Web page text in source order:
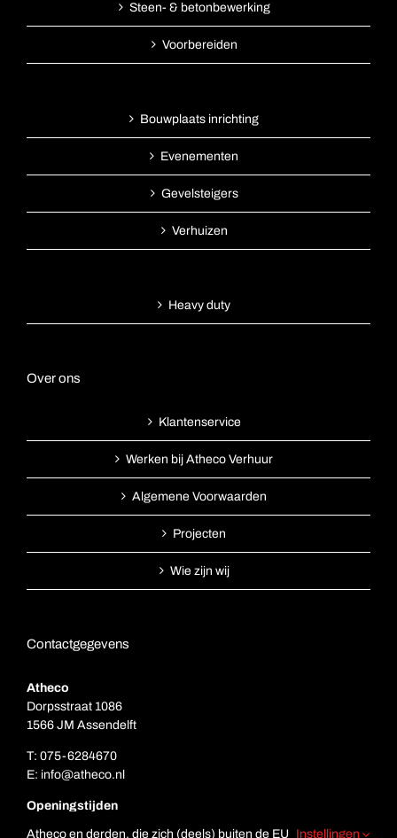
Steen- & betonbewerking
Voorbereiden
Bouwplaats inrichting
Evenementen
Gevelsteigers
Verhuizen
Heavy duty
Over ons
Klantenservice
Werken bij Atheco Verhuur
Algemene Voorwaarden
Projecten
Wie zijn wij
Contactgegevens
Atheco
Dorpsstraat 1086
1566 JM Assendelft
T: 075-6284670
E: info@atheco.nl
Openingstijden
Atheco en derden, die zich (deels) buiten de EU Instellingen